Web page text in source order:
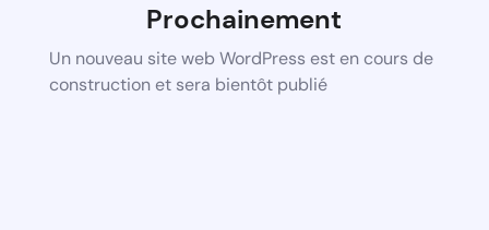
Prochainement
Un nouveau site web WordPress est en cours de
construction et sera bientôt publié